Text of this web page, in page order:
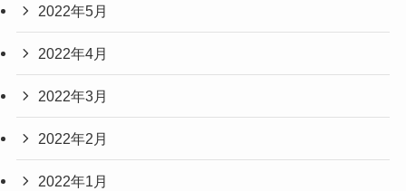
2022年5月
2022年4月
2022年3月
2022年2月
2022年1月